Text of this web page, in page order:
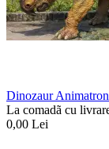
Dinozaur
La comadã cu
0,00 Lei